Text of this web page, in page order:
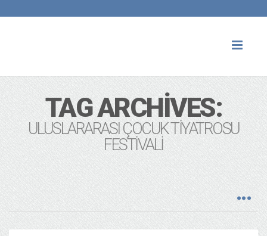
TAG ARCHIVES:
ULUSLARARASI ÇOCUK TIYATROSU
FESTIVALI